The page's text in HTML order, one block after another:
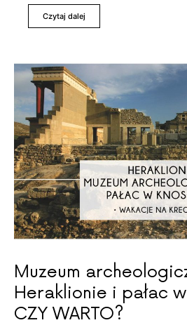
Czytaj dalej
Muzeum
Heraklionie i pałac
CZY WARTO?